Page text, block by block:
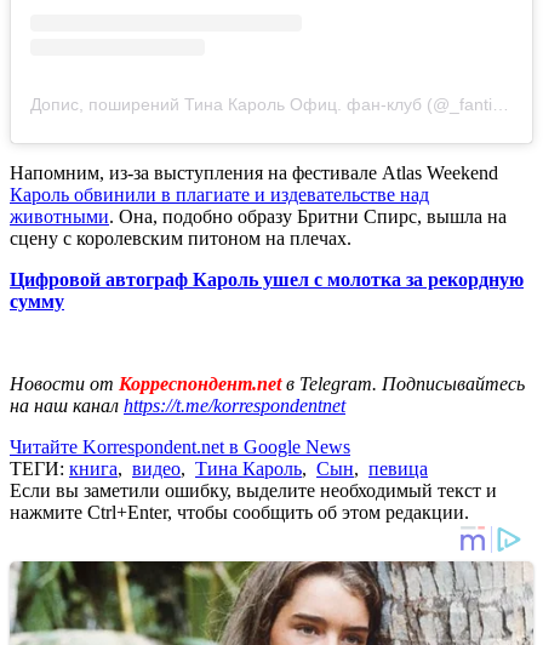
Допис, поширений Тина Кароль Офиц. фан-клуб (@_fantina)
Напомним, из-за выступления на фестивале Atlas Weekend
Кароль обвинили в плагиате и издевательстве над
животными. Она, подобно образу Бритни Спирс, вышла на
сцену с королевским питоном на плечах.
Цифровой автограф Кароль ушел с молотка за рекордную
сумму
Новости от Корреспондент.netв Telegram. Подписывайтесь
на наш канал https://t.me/korrespondentnet
Читайте Korrespondent.net в Google News
ТЕГИ: книга, видео, Тина Кароль, Сын, певица
Если вы заметили ошибку, выделите необходимый текст и
нажмите Ctrl+Enter, чтобы сообщить об этом редакции.